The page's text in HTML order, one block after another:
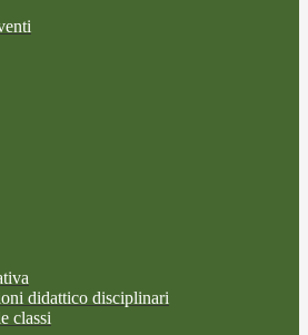
didattico disciplinari
classi